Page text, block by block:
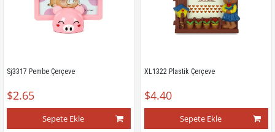
Sj3317 Pembe Çerçeve
$2.65
Sepete Ekle
XL1322 Plastik Çerçeve
$4.40
Sepete Ekle